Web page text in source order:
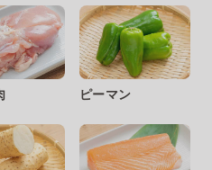
ピーマン